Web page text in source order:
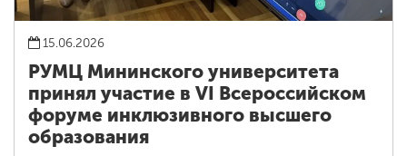
15.06.2026
РУМЦ Мининского университета
принял участие в VI Всероссийском
форуме инклюзивного высшего
образования